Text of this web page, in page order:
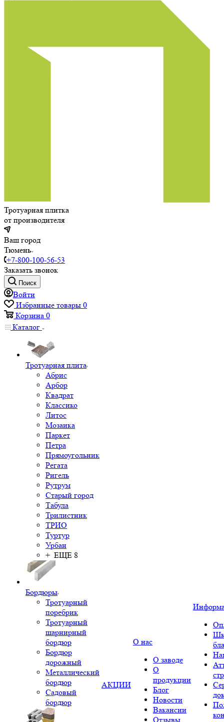
Тротуарная плитка
от производителя
Ваш город
Тюмень
+7-800-100-56-53
Заказать звонок
Поиск
Войти
Избранные товары 0
Корзина 0
Каталог
Тротуарная плита
Абрис
Арбор
Квадрат
Классико
Литос
Мозаика
Паркет
Петра
Прямоугольник
Регата
Ригель
Рутрум
Старый город
Табула
Трилистник
ТРИО
Туртур
Урбан
+ ЕЩЕ 8
Бордюры
Тротуарный
поребрик
Тротуарный
шарнирный
бордюр
Бордюр
дорожный
Металлический
бордюр
Садовый
бордюр
АКЦИИ
О нас
О заводе
О
продукции
Блог
Новости
Вакансии
Отзывы